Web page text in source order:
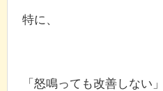
特に、
「怒鳴っても改善しない」